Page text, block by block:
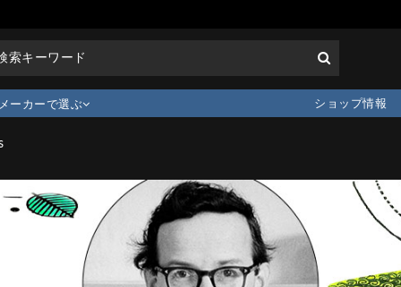
ーカーで選ぶ ショップ情報